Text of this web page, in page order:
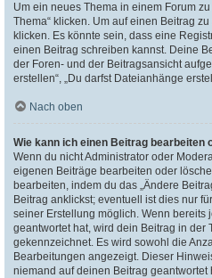
Um ein neues Thema in einem Forum
Thema“ klicken. Um auf einen Beitrag
klicken. Es könnte sein, dass eine
einen Beitrag schreiben kannst. Deine
der Foren- und der Beitragsansicht
erstellen“, „Du darfst Dateianhänge
Nach oben
Wie kann ich einen Beitrag bearbeiten
Wenn du nicht Administrator oder
eigenen Beiträge bearbeiten oder
bearbeiten, indem du das „Ändere
Beitrag anklickst; eventuell ist dies nur
seiner Erstellung möglich. Wenn bereits
geantwortet hat, wird dein Beitrag in der
gekennzeichnet. Es wird sowohl die
Bearbeitungen angezeigt. Dieser
niemand auf deinen Beitrag